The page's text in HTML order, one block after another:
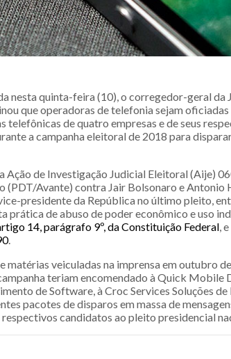
nesta quinta-feira (10), o corregedor-geral da
que operadoras de telefonia sejam oficiadas
telefônicas de quatro empresas e de seus
a campanha eleitoral de 2018 para
Ação de Investigação Judicial Eleitoral (Aije)
(PDT/Avante) contra Jair Bolsonaro e
presidente da República no último pleito,
prática de abuso de poder econômico e uso
14, parágrafo 9º, da Constituição Federal ,
.
matérias veiculadas na imprensa em outubro
teriam encomendado à Quick Mobile
de Software, à Croc Services Soluções
pacotes de disparos em massa de
candidatos ao pleito presidencial